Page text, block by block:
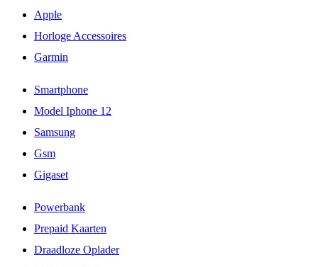
Apple
Horloge Accessoires
Garmin
Smartphone
Model Iphone 12
Samsung
Gsm
Gigaset
Powerbank
Prepaid Kaarten
Draadloze Oplader